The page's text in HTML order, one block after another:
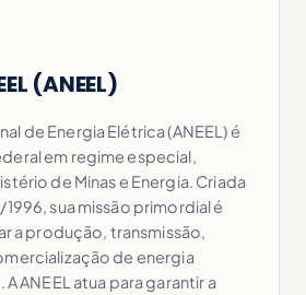
(ANEEL)
de Energia Elétrica (ANEEL) é
em regime especial,
de Minas e Energia. Criada
1996, sua missão primordial é
a produção, transmissão,
de energia
ANEEL atua para garantir a